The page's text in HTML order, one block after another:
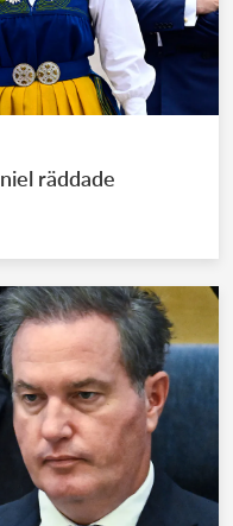
räddade